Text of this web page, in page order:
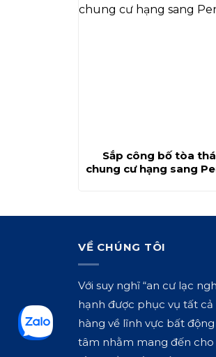
Sắp công bố tòa
chung cư hạng sang
VỀ CHÚNG TÔI
Với suy nghĩ “an cư lạc
hạnh được phục vụ tất
hàng về lĩnh vực bất động
tâm nhằm mang đến